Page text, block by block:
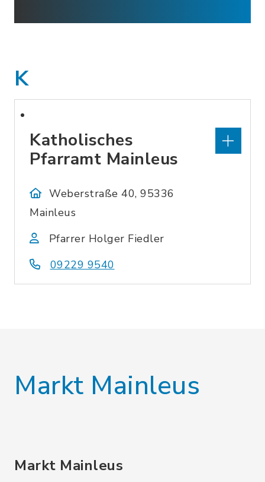
K
Katholisches
Pfarramt Mainleus
Weberstraße 40, 95336
Mainleus
Pfarrer Holger Fiedler
09229 9540
Markt Mainleus
Markt Mainleus